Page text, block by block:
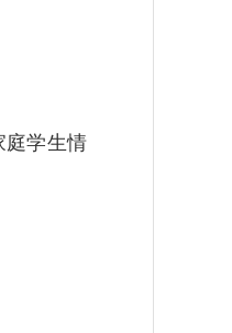
庭学生情